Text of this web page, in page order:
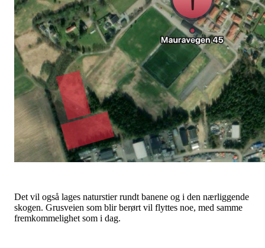
Det vil også lages naturstier rundt banene og i den nærliggende
skogen. Grusveien som blir berørt vil flyttes noe, med samme
fremkommelighet som i dag.